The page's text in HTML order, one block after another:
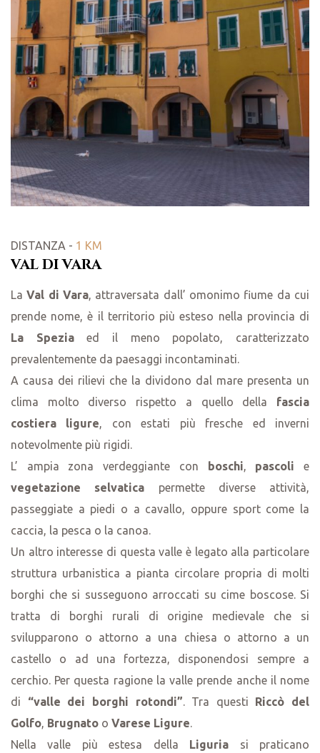
DISTANZA - 1 KM
VAL DI VARA
LaVal di Vara, attraversata dall’ omonimo fiume da cui
prende nome, è il territorio più esteso nella provincia di
La Speziaed il meno popolato, caratterizzato
prevalentemente da paesaggi incontaminati.
A causa dei rilievi che la dividono dal mare presenta un
clima molto diverso rispetto a quello della fascia
costiera ligure, con estati più fresche ed inverni
notevolmente più rigidi.
L’ ampia zona verdeggiante con boschi, pascoli e
vegetazione selvatica permette diverse attività,
passeggiate a piedi o a cavallo, oppure sport come la
caccia, la pesca o la canoa.
Un altro interesse di questa valle è legato alla particolare
struttura urbanistica a pianta circolare propria di molti
borghi che si susseguono arroccati su cime boscose. Si
tratta di borghi rurali di origine medievale che si
svilupparono o attorno a una chiesa o attorno a un
castello o ad una fortezza, disponendosi sempre a
cerchio. Per questa ragione la valle prende anche il nome
di “valle dei borghi rotondi”. Tra questi Riccò del
Golfo, Brugnato o Varese Ligure.
Nella valle più estesa della Liguria si praticano